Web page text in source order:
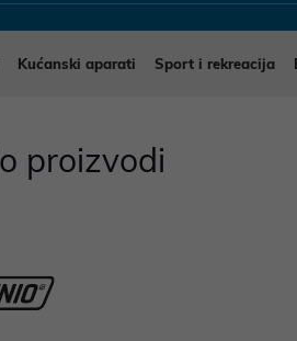
Kućanski aparati Sport i rekreacija
proizvodi